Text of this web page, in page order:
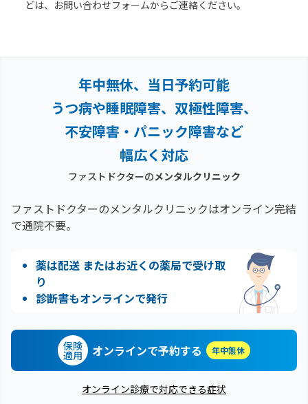
どは、お問い合わせフォームからご連絡ください。
年中無休、当日予約可能
うつ病や睡眠障害、双極性障害、
不安障害・パニック障害など
幅広く対応
ファストドクターのメンタルクリニック
ファストドクターのメンタルクリニックはオンライン完結
で通院不要。
薬は配送 またはお近くの薬局で受け取
り
診断書もオンラインで発行
保険
適用 オンラインで予約する 年中無休
オンライン診療で対応できる症状